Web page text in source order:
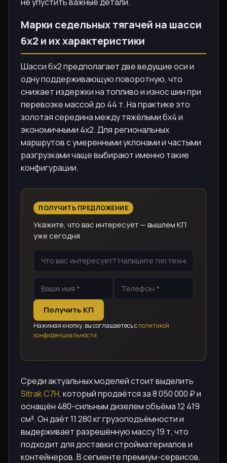
Марки седельных тягачей на шасси
6х2 и их характеристики
Шасси 6х2 предполагает две ведущие оси и
одну поддерживающую поворотную, что
снижает издержки на топливо и износ шин при
перевозке массой до 44 т. На практике это
золотая середина между тяжёлыми 6х4 и
экономичными 4х2. Для региональных
маршрутов с умеренными уклонами и частыми
разгрузками чаще выбирают именно такие
конфигурации.
ПОЛУЧИТЬ ПРЕДЛОЖЕНИЕ
Укажите, что вас интересует — вышлем КП
уже сегодня
Получить КП
Нажимая кнопку, вы соглашаетесь сполитикой
конфиденциальности
Среди актуальных моделей стоит выделить
Sitrak C7H, который продаётся за 8 050 000 ₽ и
оснащён 480-сильным дизелем объёма 12 419
см³. Он даёт 11 280 кг грузоподъёмности и
выдерживает разрешённую массу 19 т, что
подходит для доставки стройматериалов и
контейнеров. В сегменте премиум-сервисов,